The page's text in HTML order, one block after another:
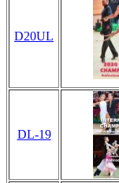
D20UL
DL-19